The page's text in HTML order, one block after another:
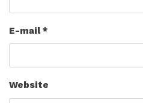
E-mail*
Website